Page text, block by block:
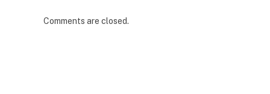
Comments are closed.